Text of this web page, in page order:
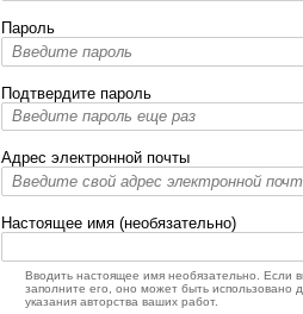
Пароль
Подтвердите пароль
Адрес электронной почты
Настоящее имя (необязательно)
Вводить настоящее имя необязательно. Если
заполните его, оно может быть использовано
указания авторства ваших работ.